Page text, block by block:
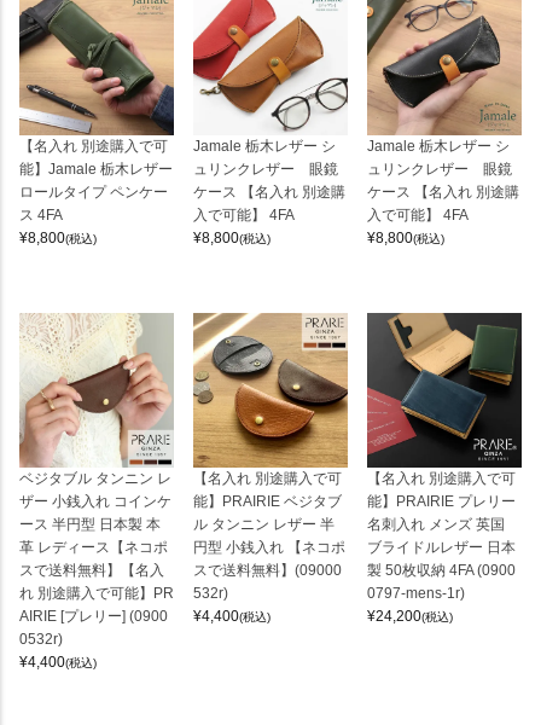
【名入れ 別途購入で可
能】Jamale 栃木レザー
ロールタイプ ペンケー
ス 4FA
¥8,800(税込)
Jamale 栃木レザー シ
ュリンクレザー 眼鏡
ケース 【名入れ 別途購
入で可能】 4FA
¥8,800(税込)
Jamale 栃木レザー シ
ュリンクレザー 眼鏡
ケース 【名入れ 別途購
入で可能】 4FA
¥8,800(税込)
ベジタブル タンニン レ
ザー 小銭入れ コインケ
ース 半円型 日本製 本
革 レディース【ネコポ
スで送料無料】【名入
れ 別途購入で可能】PR
AIRIE [プレリー] (0900
0532r)
¥4,400(税込)
【名入れ 別途購入で可
能】PRAIRIE ベジタブ
ル タンニン レザー 半
円型 小銭入れ 【ネコポ
スで送料無料】(09000
532r)
¥4,400(税込)
【名入れ 別途購入で可
能】PRAIRIE プレリー
名刺入れ メンズ 英国
ブライドルレザー 日本
製 50枚収納 4FA (0900
0797-mens-1r)
¥24,200(税込)